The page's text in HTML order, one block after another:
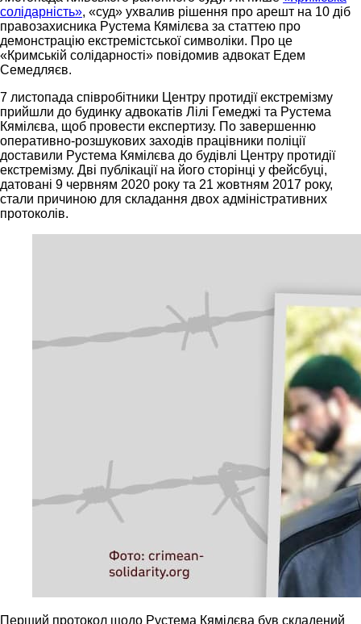
солідарність», «суд» ухвалив рішення про арешт на 10 діб
правозахисника Рустема Кямілєва за статтею про
демонстрацію екстремістської символіки. Про це
«Кримській солідарності» повідомив адвокат Едем
Семедляєв.
7 листопада співробітники Центру протидії екстремізму
прийшли до будинку адвокатів Лілі Гемеджі та Рустема
Кямілєва, щоб провести експертизу. По завершенню
оперативно-розшукових заходів працівники поліції
доставили Рустема Кямілєва до будівлі Центру протидії
екстремізму. Дві публікації на його сторінці у фейсбуці,
датовані 9 червням 2020 року та 21 жовтням 2017 року,
стали причиною для складання двох адміністративних
протоколів.
Перший протокол щодо Рустема Кямілєва був складений